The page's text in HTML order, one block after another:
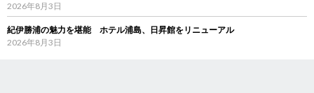
2026年8月3日
紀伊勝浦の魅力を堪能 ホテル浦島、日昇館をリニューアル
2026年8月3日